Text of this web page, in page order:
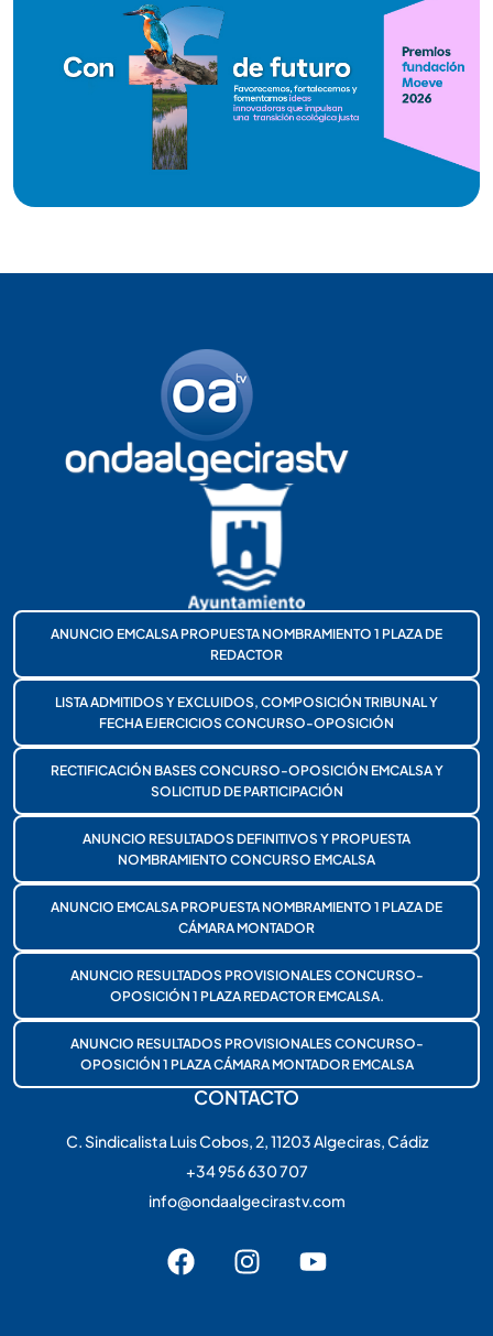
ANUNCIO EMCALSA PROPUESTA NOMBRAMIENTO 1 PLAZA DE
REDACTOR
LISTA ADMITIDOS Y EXCLUIDOS, COMPOSICIÓN TRIBUNAL Y
FECHA EJERCICIOS CONCURSO-OPOSICIÓN
RECTIFICACIÓN BASES CONCURSO-OPOSICIÓN EMCALSA Y
SOLICITUD DE PARTICIPACIÓN
ANUNCIO RESULTADOS DEFINITIVOS Y PROPUESTA
NOMBRAMIENTO CONCURSO EMCALSA
ANUNCIO EMCALSA PROPUESTA NOMBRAMIENTO 1 PLAZA DE
CÁMARA MONTADOR
ANUNCIO RESULTADOS PROVISIONALES CONCURSO-
OPOSICIÓN 1 PLAZA REDACTOR EMCALSA.
ANUNCIO RESULTADOS PROVISIONALES CONCURSO-
OPOSICIÓN 1 PLAZA CÁMARA MONTADOR EMCALSA
CONTACTO
C. Sindicalista Luis Cobos, 2, 11203 Algeciras, Cádiz
+34 956 630 707
info@ondaalgecirastv.com